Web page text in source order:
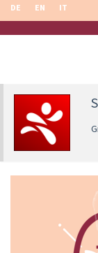
DE EN IT